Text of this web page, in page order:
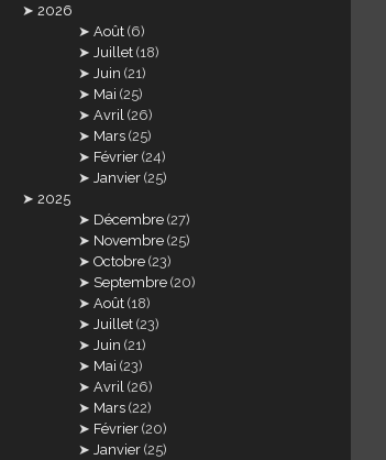
2026
Août (6)
Juillet (18)
Juin (21)
Mai (25)
Avril (26)
Mars (25)
Février (24)
Janvier (25)
2025
Décembre (27)
Novembre (25)
Octobre (23)
Septembre (20)
Août (18)
Juillet (23)
Juin (21)
Mai (23)
Avril (26)
Mars (22)
Février (20)
Janvier (25)